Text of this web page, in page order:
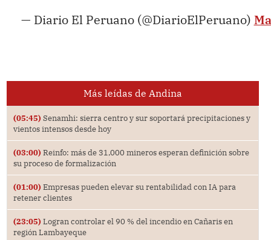
— Diario El Peruano (@DiarioElPeruano)
Más leídas de Andina
(05:45) Senamhi: sierra centro y sur soportará precipitaciones y
vientos intensos desde hoy
(03:00) Reinfo: más de 31,000 mineros esperan definición sobre
su proceso de formalización
(01:00) Empresas pueden elevar su rentabilidad con IA para
retener clientes
(23:05) Logran controlar el 90 % del incendio en Cañaris en
región Lambayeque